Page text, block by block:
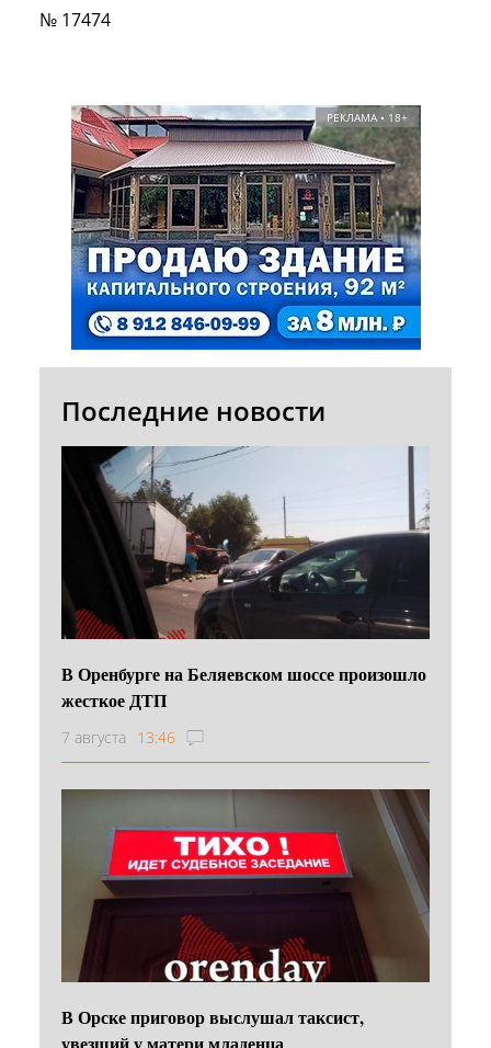
№ 17474
РЕКЛАМА • 18+
Последние новости
В Оренбурге на Беляевском шоссе произошло
жесткое ДТП
7 августа 13:46
В Орске приговор выслушал таксист,
увезший у матери младенца